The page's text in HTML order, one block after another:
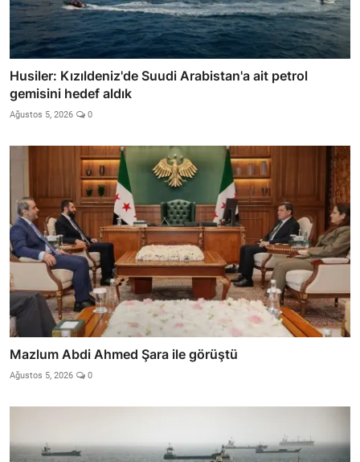
Husiler: Kızıldeniz'de Suudi Arabistan'a ait petrol
gemisini hedef aldık
Ağustos 5, 2026 0
Mazlum Abdi Ahmed Şara ile görüştü
Ağustos 5, 2026 0